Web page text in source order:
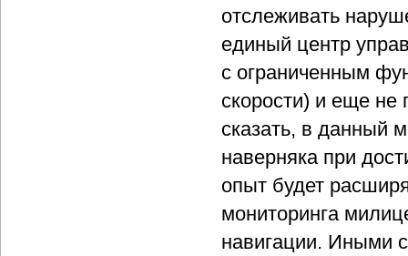
отслеживать
единый центр
с ограниченным
скорости) и еще не
сказать, в данный
наверняка при
опыт будет
мониторинга
навигации. Иными